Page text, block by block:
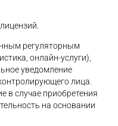
регуляторным
онлайн-услуги),
уведомление
лица.
в случае приобретения
на основании